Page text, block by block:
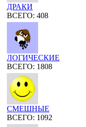
ДРАКИ
ВСЕГО: 408
ЛОГИЧЕСКИЕ
ВСЕГО: 1808
СМЕШНЫЕ
ВСЕГО: 1092